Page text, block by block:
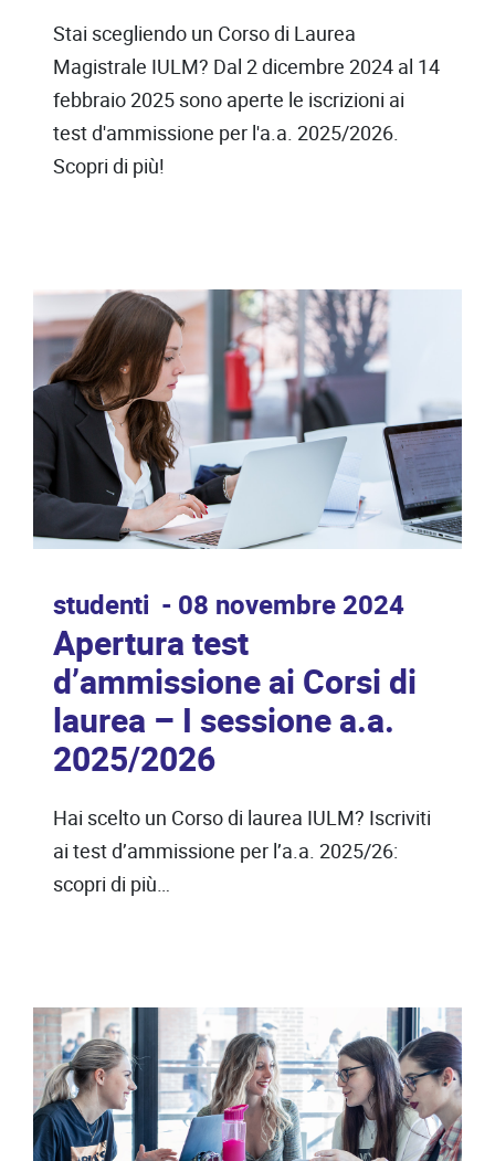
Stai scegliendo un Corso di Laurea
Magistrale IULM? Dal 2 dicembre 2024 al 14
febbraio 2025 sono aperte le iscrizioni ai
test d'ammissione per l'a.a. 2025/2026.
Scopri di più!
studenti 08 novembre 2024
Apertura test
d’ammissione ai Corsi di
laurea – I sessione a.a.
2025/2026
Hai scelto un Corso di laurea IULM? Iscriviti
ai test d’ammissione per l’a.a. 2025/26:
scopri di più…